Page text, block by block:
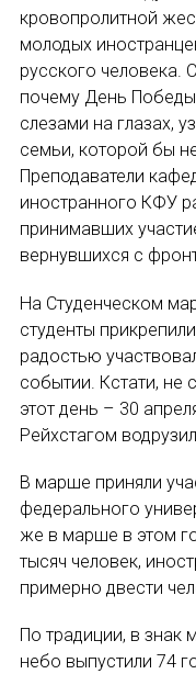
РУССКИЙ
ПРОЕКТЫ
Научно-
Семинар в
«Вопросы
«Дар речи:
Год Ф.М.
кровопролитной
молодых
русского человека.
почему День
слезами на глазах,
семьи, которой бы
Преподаватели
иностранного КФУ
принимавших
вернувшихся с
На Студенческом
студенты
радостью
событии. Кстати, не
этот день – 30
Рейхстагом
В марше приняли
федерального
же в марше в этом
тысяч человек,
примерно двести
По традиции, в знак
небо выпустили 74